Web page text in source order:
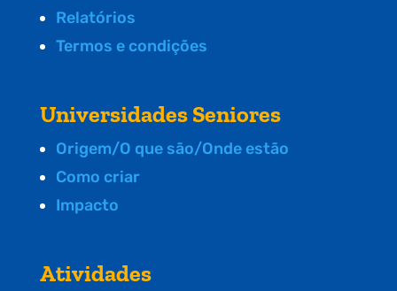
Relatórios
Termos e condições
Universidades Seniores
Origem/O que são/Onde estão
Como criar
Impacto
Atividades